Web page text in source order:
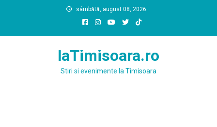
sâmbătă, august 08, 2026
laTimisoara.ro
Stiri si evenimente la Timisoara